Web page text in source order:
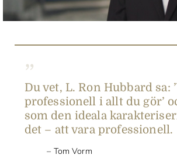
Du vet, L. Ron Hubbard sa:
professionell i allt du gör’
som den ideala
det – att vara professionell.
Tom Vorm